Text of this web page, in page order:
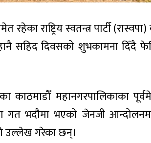
राष्ट्रिय स्वतन्त्र पार्टी (रास्वपा)
सहिद दिवसको शुभकामना दिँदै
काठमाडौँ महानगरपालिकाका
गत भदौमा भएको जेनजी
उल्लेख गरेका छन्।